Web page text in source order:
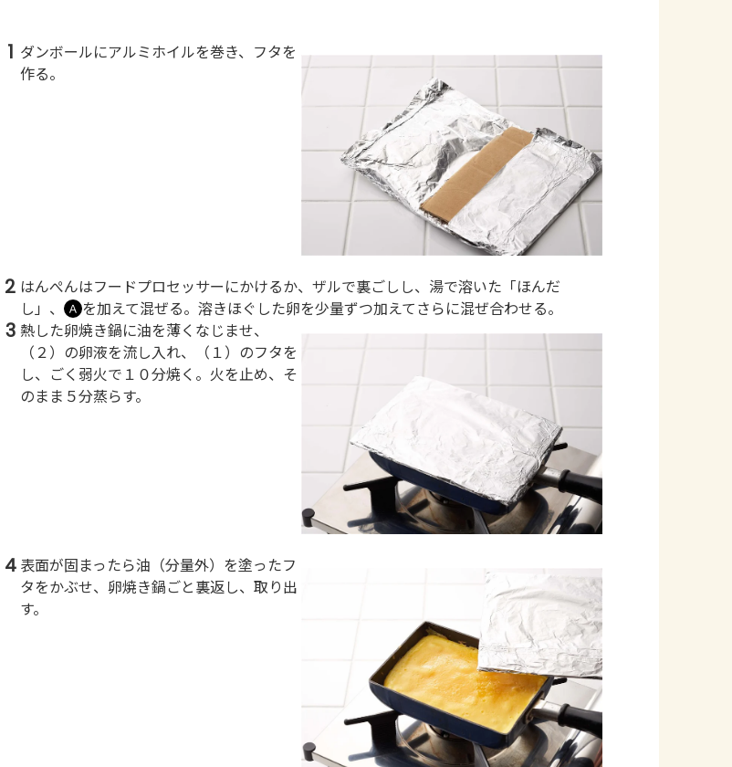
1 ダンボールにアルミホイルを巻き、フタを
作る。
2 はんぺんはフードプロセッサーにかけるか、ザルで裏ごしし、湯で溶いた「ほんだ
し」、
Ａ を加えて混ぜる。溶きほぐした卵を少量ずつ加えてさらに混ぜ合わせる。
3 熱した卵焼き鍋に油を薄くなじませ、
（２）の卵液を流し入れ、（１）のフタを
し、ごく弱火で１０分焼く。火を止め、そ
のまま５分蒸らす。
4 表面が固まったら油（分量外）を塗ったフ
タをかぶせ、卵焼き鍋ごと裏返し、取り出
す。